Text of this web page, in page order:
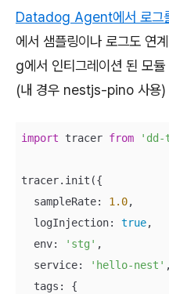
Datadog Agent에서 로그
에서 샘플링이나 로그도 연
g에서 인티그레이션 된 모
(내 경우 nestjs-pino 사용)
import tracer from 'dd-
tracer.init({
  sampleRate:
1.0,
  logInjection:
true,
  env:
'stg' ,
  service:
'hello-nest' ,
  tags: {